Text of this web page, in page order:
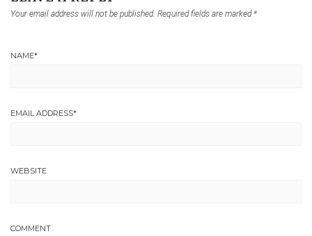
Your email address will not be published. Required fields are marked *
NAME*
EMAIL ADDRESS*
WEBSITE
COMMENT